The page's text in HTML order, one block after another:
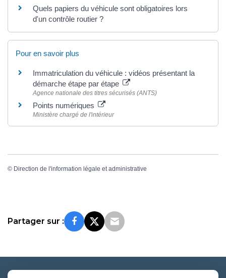
Quels papiers du véhicule sont obligatoires lors
d'un contrôle routier ?
Pour en savoir plus
Immatriculation du véhicule : vidéos présentant la
démarche étape par étape
Agence nationale des titres sécurisés (ANTS)
Points numériques
Ministère chargé de l'intérieur
© Direction de l'information légale et administrative
Partager sur :